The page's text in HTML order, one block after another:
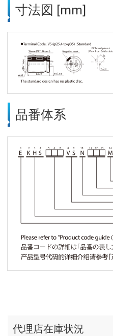
寸法図 [mm]
品番体系
代理店在庫状況